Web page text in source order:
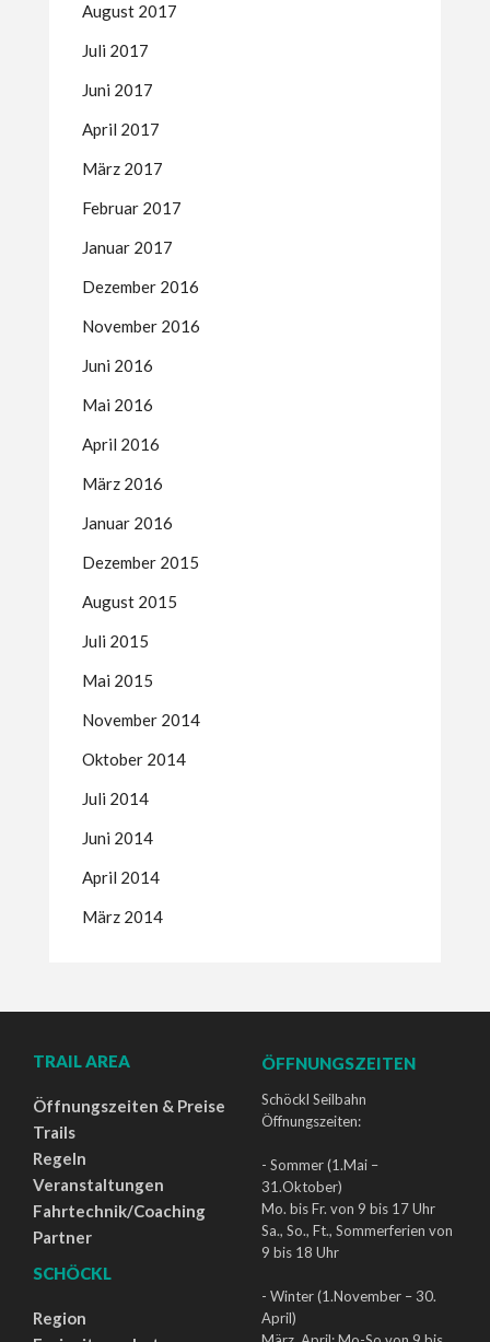
August 2017
Juli 2017
Juni 2017
April 2017
März 2017
Februar 2017
Januar 2017
Dezember 2016
November 2016
Juni 2016
Mai 2016
April 2016
März 2016
Januar 2016
Dezember 2015
August 2015
Juli 2015
Mai 2015
November 2014
Oktober 2014
Juli 2014
Juni 2014
April 2014
März 2014
TRAIL AREA
Öffnungszeiten & Preise
Trails
Regeln
Veranstaltungen
Fahrtechnik/Coaching
Partner
SCHÖCKL
Region
ÖFFNUNGSZEITEN
Schöckl Seilbahn
Öffnungszeiten:
- Sommer (1.Mai –
31.Oktober)
Mo. bis Fr. von 9 bis 17 Uhr
Sa., So., Ft., Sommerferien von
9 bis 18 Uhr
- Winter (1.November – 30.
April)